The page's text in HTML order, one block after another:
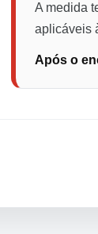
A medida
aplicáveis
Após o